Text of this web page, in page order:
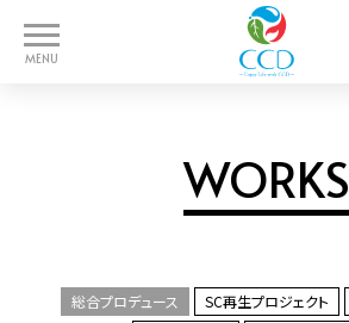
SERVICES
COMPANY
WORKS
総合プロデュース SC再生プロジェクト